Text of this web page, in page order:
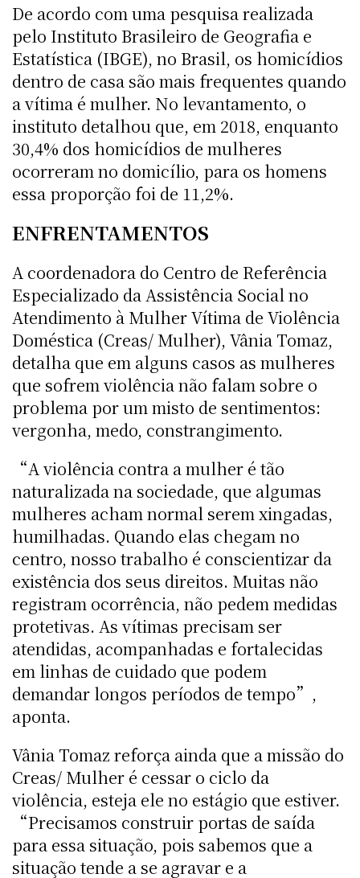
De acordo com uma pesquisa realizada
pelo Instituto Brasileiro de Geografia e
Estatística (IBGE), no Brasil, os homicídios
dentro de casa são mais frequentes quando
a vítima é mulher. No levantamento, o
instituto detalhou que, em 2018, enquanto
30,4% dos homicídios de mulheres
ocorreram no domicílio, para os homens
essa proporção foi de 11,2%.
ENFRENTAMENTOS
A coordenadora do Centro de Referência
Especializado da Assistência Social no
Atendimento à Mulher Vítima de Violência
Doméstica (Creas/ Mulher), Vânia Tomaz,
detalha que em alguns casos as mulheres
que sofrem violência não falam sobre o
problema por um misto de sentimentos:
vergonha, medo, constrangimento.
“A violência contra a mulher é tão
naturalizada na sociedade, que algumas
mulheres acham normal serem xingadas,
humilhadas. Quando elas chegam no
centro, nosso trabalho é conscientizar da
existência dos seus direitos. Muitas não
registram ocorrência, não pedem medidas
protetivas. As vítimas precisam ser
atendidas, acompanhadas e fortalecidas
em linhas de cuidado que podem
demandar longos períodos de tempo”,
aponta.
Vânia Tomaz reforça ainda que a missão do
Creas/ Mulher é cessar o ciclo da
violência, esteja ele no estágio que estiver.
“Precisamos construir portas de saída
para essa situação, pois sabemos que a
situação tende a se agravar e a